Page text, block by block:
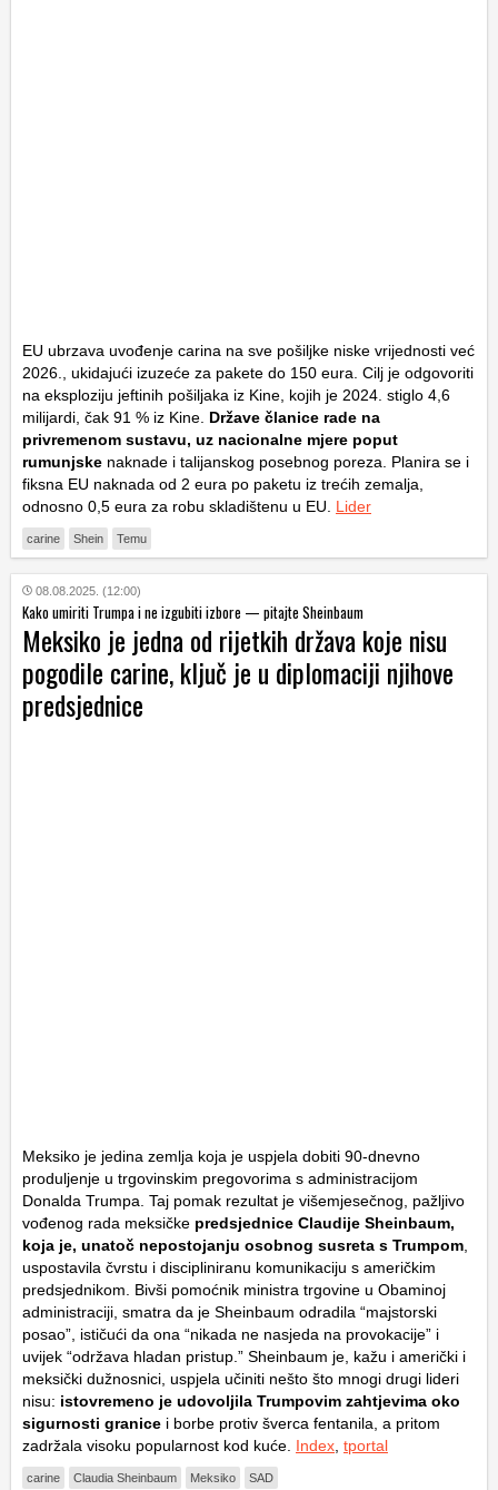
EU ubrzava uvođenje carina na sve pošiljke niske vrijednosti već
2026., ukidajući izuzeće za pakete do 150 eura. Cilj je odgovoriti
na eksploziju jeftinih pošiljaka iz Kine, kojih je 2024. stiglo 4,6
milijardi, čak 91 % iz Kine. Države članice rade na
privremenom sustavu, uz nacionalne mjere poput
rumunjske naknade i talijanskog posebnog poreza. Planira se i
fiksna EU naknada od 2 eura po paketu iz trećih zemalja,
odnosno 0,5 eura za robu skladištenu u EU. Lider
carine Shein Temu
08.08.2025. (12:00)
Kako umiriti Trumpa i ne izgubiti izbore — pitajte Sheinbaum
Meksiko je jedna od rijetkih država koje nisu
pogodile carine, ključ je u diplomaciji njihove
predsjednice
Meksiko je jedina zemlja koja je uspjela dobiti 90-dnevno
produljenje u trgovinskim pregovorima s administracijom
Donalda Trumpa. Taj pomak rezultat je višemjesečnog, pažljivo
vođenog rada meksičke predsjednice Claudije Sheinbaum,
koja je, unatoč nepostojanju osobnog susreta s Trumpom,
uspostavila čvrstu i discipliniranu komunikaciju s američkim
predsjednikom. Bivši pomoćnik ministra trgovine u Obaminoj
administraciji, smatra da je Sheinbaum odradila “majstorski
posao”, ističući da ona “nikada ne nasjeda na provokacije” i
uvijek “održava hladan pristup.” Sheinbaum je, kažu i američki i
meksički dužnosnici, uspjela učiniti nešto što mnogi drugi lideri
nisu: istovremeno je udovoljila Trumpovim zahtjevima oko
sigurnosti granice i borbe protiv šverca fentanila, a pritom
zadržala visoku popularnost kod kuće. Index, tportal
carine Claudia Sheinbaum Meksiko SAD